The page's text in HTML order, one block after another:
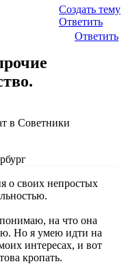
Создать тему
Ответить
Ответить
в Советники
о своих непростых
на что она
Но я умею идти на
интересах, и вот
кропать.